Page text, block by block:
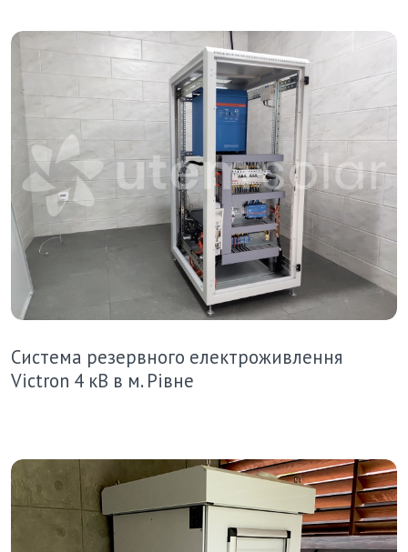
Система резервного електроживлення
Victron 4 кВ в м. Рівне